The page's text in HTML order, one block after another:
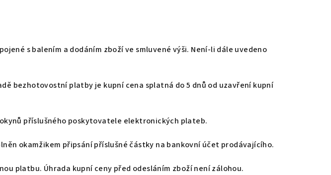
s balením a dodáním zboží ve smluvené výši. Není-li dále uvedeno
bezhotovostní platby je kupní cena splatná do 5 dnů od uzavření kupní
příslušného poskytovatele elektronických plateb.
okamžikem připsání příslušné částky na bankovní účet prodávajícího.
platbu. Úhrada kupní ceny před odesláním zboží není zálohou.